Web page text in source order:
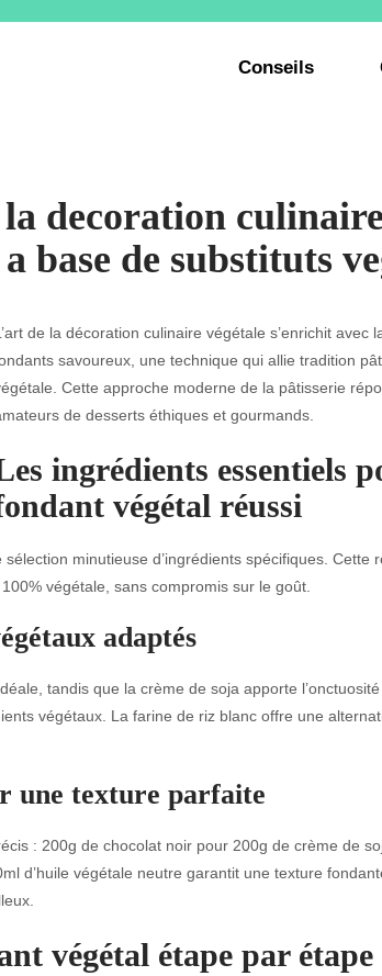
Conseils
decoration
base de substituts
de la décoration culinaire végétale s’enrichit avec
savoureux, une technique qui allie tradition
Cette approche moderne de la pâtisserie
de desserts éthiques et gourmands.
ingrédients essentiels
végétal réussi
minutieuse d’ingrédients spécifiques. Cette
végétale, sans compromis sur le goût.
adaptés
tandis que la crème de soja apporte
végétaux. La farine de riz blanc offre une
une texture parfaite
: 200g de chocolat noir pour 200g de crème de
d’huile végétale neutre garantit une texture
végétal étape par étape